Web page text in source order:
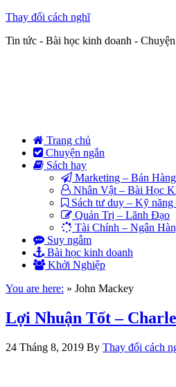
Thay đổi cách nghĩ
Tin tức - Bài học kinh doanh -
Trang chủ
Chuyện ngắn
Sách hay
Marketing – Bán Hàng
Nhân Vật – Bài Học
Sách tư duy – Kỹ năng
Quản Trị – Lãnh Đạo
Tài Chính – Ngân
Suy ngẫm
Bài học kinh doanh
Khởi Nghiệp
You are here: » John Mackey
Lợi Nhuận Tốt –
24 Tháng 8, 2019 By Thay đổi cách